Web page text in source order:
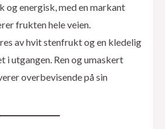
og energisk, med en markant
frukten hele veien.
av hvit stenfrukt og en kledelig
i utgangen. Ren og umaskert
overbevisende på sin